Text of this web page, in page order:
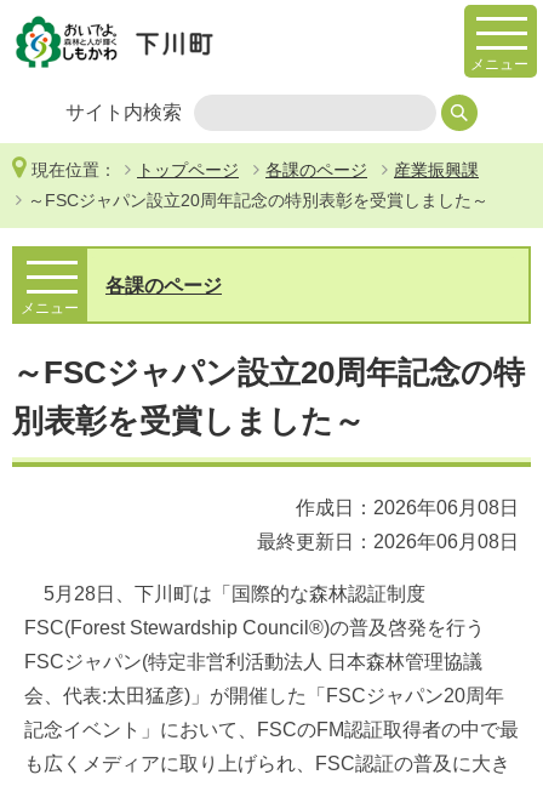
メニュー
サイト内検索
現在位置： トップページ 各課のページ
産業振興課
～FSCジャパン設立20周年記念の特別表彰を受賞しました～
～FSCジャパン設立20周年記念の特
別表彰を受賞しました～
作成日：2026年06月08日
最終更新日：2026年06月08日
5月28日、下川町は「国際的な森林認証制度
FSC(Forest Stewardship Council®)の普及啓発を行う
FSCジャパン(特定非営利活動法人 日本森林管理協議
会、代表:太田猛彦)」が開催した「FSCジャパン20周年
記念イベント」において、FSCのFM認証取得者の中で最
も広くメディアに取り上げられ、FSC認証の普及に大き
メニュー
各課のページ